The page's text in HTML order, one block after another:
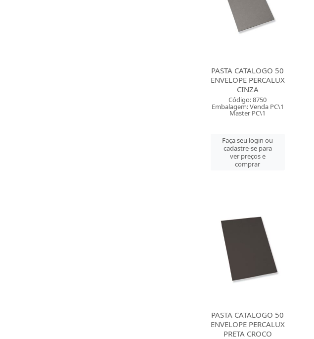
PASTA CATALOGO 50
ENVELOPE PERCALUX
CINZA
Código: 8750
Embalagem: Venda PC\1
Master PC\1
Faça seu login ou
cadastre-se para
ver preços e
comprar
PASTA CATALOGO 50
ENVELOPE PERCALUX
PRETA CROCO